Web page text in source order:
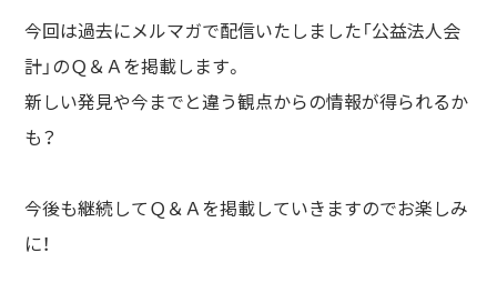
今回は過去にメルマガで配信いたしました「公益法人会
計」のＱ＆Ａを掲載します。
新しい発見や今までと違う観点からの情報が得られるか
も？
今後も継続してＱ＆Ａを掲載していきますのでお楽しみ
に！